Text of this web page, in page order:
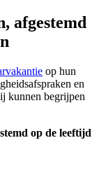
afgestemd
op hun
en
kunnen begrijpen
op de leeftijd